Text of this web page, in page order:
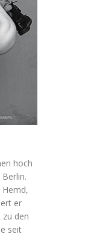
hoch
er
zu den
seit